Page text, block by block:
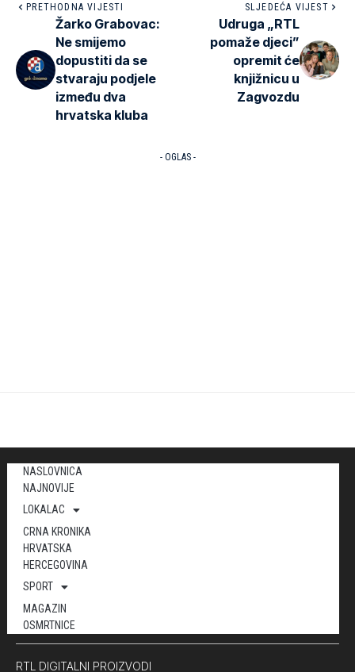
PRETHODNA VIJESTI
Žarko Grabovac:
Ne smijemo
dopustiti da se
stvaraju podjele
između dva
hrvatska kluba
SLJEDEĆA VIJEST
Udruga „RTL
pomaže djeci”
opremit će
knjižnicu u
Zagvozdu
- OGLAS -
NASLOVNICA
NAJNOVIJE
LOKALAC
CRNA KRONIKA
HRVATSKA
HERCEGOVINA
SPORT
MAGAZIN
OSMRTNICE
RTL DIGITALNI PROIZVODI